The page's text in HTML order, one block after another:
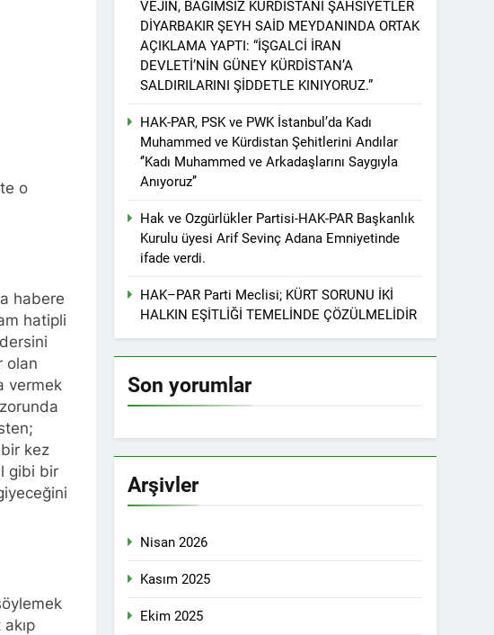
1 EYLÜL DÜNYA BARIŞ GÜNÜ KUTLU OLSUN
temsilciliğini ziyaret etti
25 ağustos 2025’te Hewler’de KDP ALAKAD ile
ASLA VAZ GEÇMEYECEKTİR.’
asla vaz geçmedi
xelet in. Divê Kurd li dora polîtîkayên neteweyî
POLİTİKALAR ETRAFINDA KENETLENMELİ
Özgürlükler Partisi (HAK-PAR), Kürdistan Demokrat
Yurtseverler Partisi (PWK)’nin ortaklaşa Van da
ETTİ
o
habere
hatipli
olan
vermek
kez
gibi bir
VEJÎN, BAĞIMSIZ KÜRDİSTANİ ŞAHSİYETLER
DİYARBAKIR ŞEYH SAİD MEYDANINDA ORTAK
AÇIKLAMA YAPTI: “İŞGALCİ İRAN
DEVLETİ’NİN GÜNEY KÜRDİSTAN’A
SALDIRILARINI ŞİDDETLE KINIYORUZ.”
HAK-PAR, PSK ve PWK İstanbul’da Kadı
Muhammed ve Kürdistan Şehitlerini Andılar
‘’Kadı Muhammed ve Arkadaşlarını Saygıyla
Anıyoruz’’
Hak ve Ozgürlükler Partisi-HAK-PAR Başkanlık
Kurulu üyesi Arif Sevinç Adana Emniyetinde
ifade verdi.
HAK–PAR Parti Meclisi; KÜRT SORUNU İKİ
HALKIN EŞİTLİĞİ TEMELİNDE ÇÖZÜLMELİDİR
Son yorumlar
Arşivler
Nisan 2026
Kasım 2025
Ekim 2025